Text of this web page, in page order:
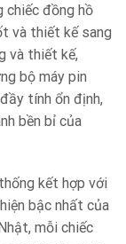
chiếc đồng hồ
và thiết kế sang
và thiết kế,
bộ máy pin
tính ổn định,
bền bỉ của
kết hợp với
bậc nhất của
mỗi chiếc